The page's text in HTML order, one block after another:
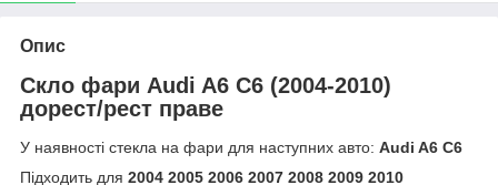
Опис
Скло фари Audi A6 C6 (2004-2010)
дорест/рест праве
У наявності стекла на фари для наступних авто: Audi A6 C6
Підходить для 2004 2005 2006 2007 2008 2009 2010